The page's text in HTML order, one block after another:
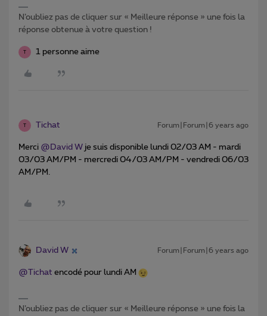
N’oubliez pas de cliquer sur « Meilleure réponse » une fois la
réponse obtenue à votre question !
T 1 personne aime
T Tichat Forum|Forum|6 years ago
Merci @David W je suis disponible lundi 02/03 AM - mardi
03/03 AM/PM - mercredi 04/03 AM/PM - vendredi 06/03
AM/PM.
David W Forum|Forum|6 years ago
@Tichat encodé pour lundi AM
N’oubliez pas de cliquer sur « Meilleure réponse » une fois la